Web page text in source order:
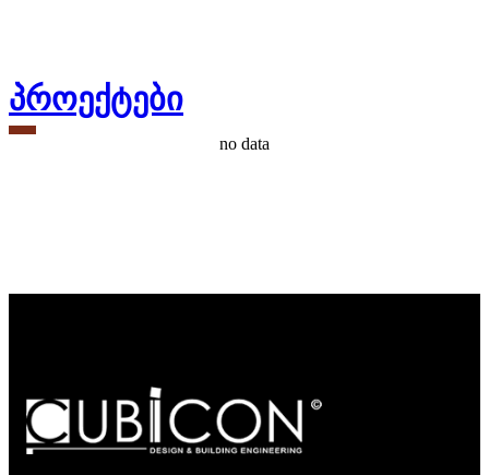
პროექტები
no data